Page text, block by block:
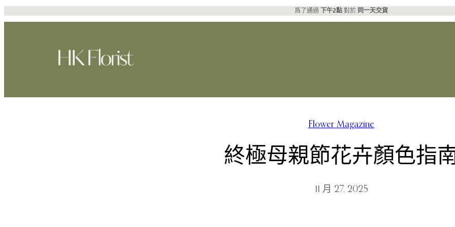
爲了通過 下午2點 對於 同一天交貨
Flower Magazine
終極母親節花卉顏色指
11 月 27, 2025